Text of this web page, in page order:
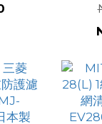
W 雪
機(濾